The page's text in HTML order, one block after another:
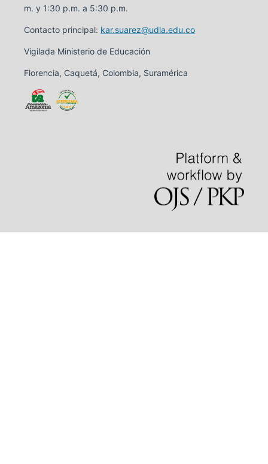
m. y 1:30 p.m. a 5:30 p.m.
Contacto principal: kar.suarez@udla.edu.co
Vigilada Ministerio de Educación
Florencia, Caquetá, Colombia, Suramérica